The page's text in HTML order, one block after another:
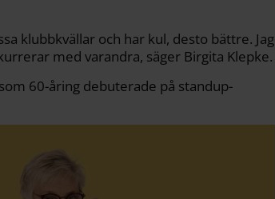
klubbkvällar och har kul, desto bättre. Jag
med varandra, säger Birgita Klepke.
60-åring debuterade på standup-